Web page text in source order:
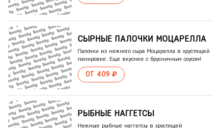
СЫРНЫЕ ПАЛОЧКИ МОЦАРЕЛЛА
Палочки из нежного сыра Моцарелла в хрустящей
панировке. Еще вкуснее с брусничным соусом!
ОТ 409 ₽
РЫБНЫЕ НАГГЕТСЫ
Нежные рыбные наггетсы в хрустящей